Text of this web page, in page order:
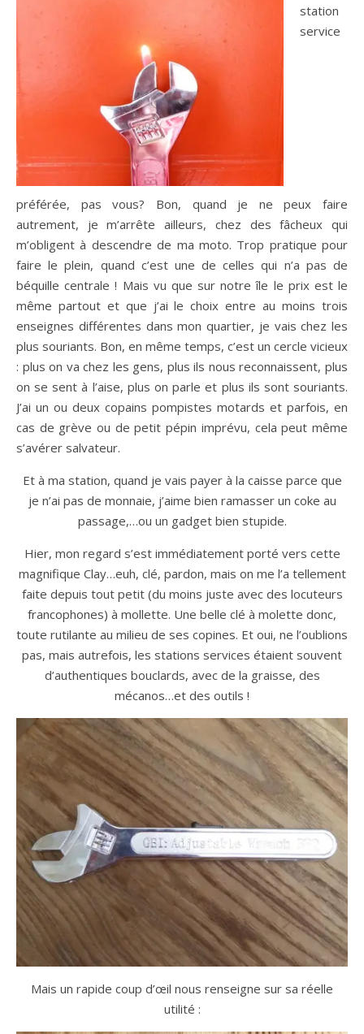
station
service
préférée, pas vous? Bon, quand je ne peux faire
autrement, je m’arrête ailleurs, chez des fâcheux qui
m’obligent à descendre de ma moto. Trop pratique pour
faire le plein, quand c’est une de celles qui n’a pas de
béquille centrale ! Mais vu que sur notre île le prix est le
même partout et que j’ai le choix entre au moins trois
enseignes différentes dans mon quartier, je vais chez les
plus souriants. Bon, en même temps, c’est un cercle vicieux
: plus on va chez les gens, plus ils nous reconnaissent, plus
on se sent à l’aise, plus on parle et plus ils sont souriants.
J’ai un ou deux copains pompistes motards et parfois, en
cas de grève ou de petit pépin imprévu, cela peut même
s’avérer salvateur.
Et à ma station, quand je vais payer à la caisse parce que
je n’ai pas de monnaie, j’aime bien ramasser un coke au
passage,…ou un gadget bien stupide.
Hier, mon regard s’est immédiatement porté vers cette
magnifique Clay…euh, clé, pardon, mais on me l’a tellement
faite depuis tout petit (du moins juste avec des locuteurs
francophones) à mollette. Une belle clé à molette donc,
toute rutilante au milieu de ses copines. Et oui, ne l’oublions
pas, mais autrefois, les stations services étaient souvent
d’authentiques bouclards, avec de la graisse, des
mécanos…et des outils !
Mais un rapide coup d’œil nous renseigne sur sa réelle
utilité :